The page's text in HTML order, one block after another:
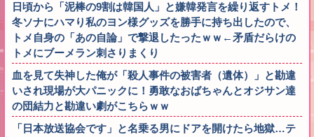
日頃から「泥棒の9割は韓国人」と嫌韓発言を繰り返すトメ！
冬ソナにハマり私のヨン様グッズを勝手に持ち出したので、
トメ自身の「あの自論」で撃退したったｗｗ←矛盾だらけの
トメにブーメラン刺さりまくり
血を見て失神した俺が「殺人事件の被害者（遺体）」と勘違
いされ現場が大パニックに！勇敢なおばちゃんとオジサン達
の団結力と勘違い劇がこちらｗｗ
「日本放送協会です」と名乗る男にドアを開けたら地獄…テ